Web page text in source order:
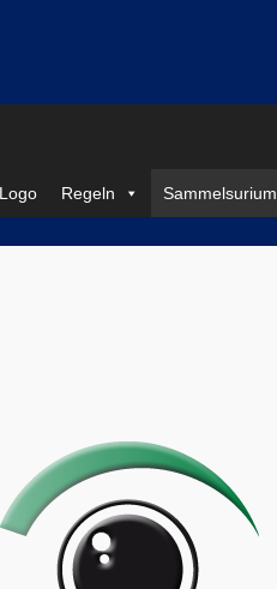
Regeln Sammelsurium